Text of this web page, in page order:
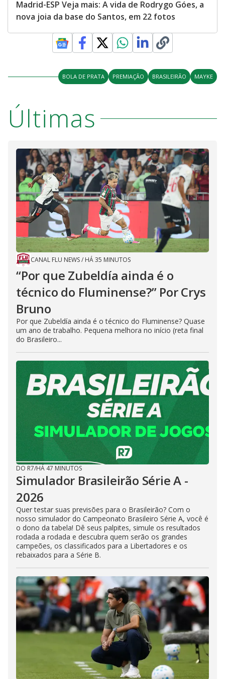
Madrid-ESP Veja mais: A vida de Rodrygo Góes, a
nova joia da base do Santos, em 22 fotos
BOLA DE PRATA PREMIAÇÃO BRASILEIRÃO MAYKE
Últimas
CANAL FLU NEWS/ HÁ 35 MINUTOS
“Por que Zubeldía ainda é o
técnico do Fluminense?” Por Crys
Bruno
Por que Zubeldía ainda é o técnico do Fluminense? Quase
um ano de trabalho. Pequena melhora no início (reta final
do Brasileiro...
DO R7/HÁ 47 MINUTOS
Simulador Brasileirão Série A -
2026
Quer testar suas previsões para o Brasileirão? Com o
nosso simulador do Campeonato Brasileiro Série A, você é
o dono da tabela! Dê seus palpites, simule os resultados
rodada a rodada e descubra quem serão os grandes
campeões, os classificados para a Libertadores e os
rebaixados para a Série B.